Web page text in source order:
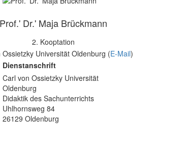
Prof.' Dr.' Maja Brückmann
2. Kooptation
Ossietzky Universität Oldenburg (E-Mail)
Dienstanschrift
Carl von Ossietzky Universität
Oldenburg
Didaktik des Sachunterrichts
Uhlhornsweg 84
26129 Oldenburg